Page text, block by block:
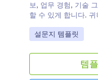
보, 업무 경험, 기술
할 수 있게 합니다.
고 다양한 맞춤 설정
만들거나 로고 및 질
수 있습니다.
Go to Category:
설문지 템플릿
템